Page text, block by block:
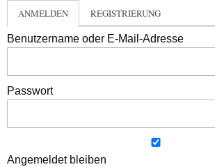
ANMELDEN REGISTRIERUNG
Benutzername oder E-Mail-Adresse
Passwort
Angemeldet bleiben